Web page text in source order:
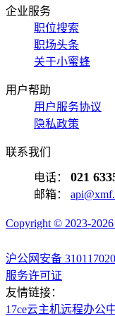
企业服务
职位搜索
职场头条
关于小蜜蜂
用户帮助
用户服务协议
隐私政策
联系我们
电话： 021
邮箱：
Copyright © 2023-
沪公网安备
服务许可证
友情链接：
17ce云主机远程办公